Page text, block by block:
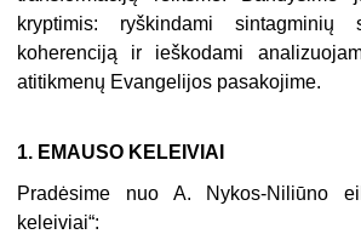
kryptimis: ryškindami sintagminių
koherenciją ir ieškodami
atitikmenų Evangelijos pasakojime.
1. EMAUSO KELEIVIAI
Pradėsime nuo A. Nykos-Niliūno
keleiviai“: